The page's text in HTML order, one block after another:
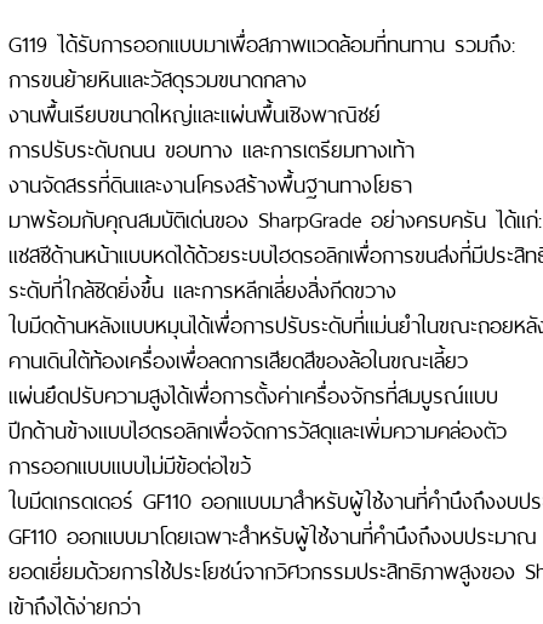
G119 ได้รับการออกแบบมาเพื่อสภาพแวดล้อมที่ทนทาน รวมถึง:
การขนย้ายหินและวัสดุรวมขนาดกลาง
งานพื้นเรียบขนาดใหญ่และแผ่นพื้นเชิงพาณิชย์
การปรับระดับถนน ขอบทาง และการเตรียมทางเท้า
งานจัดสรรที่ดินและงานโครงสร้างพื้นฐานทางโยธา
มาพร้อมกับคุณสมบัติเด่นของ SharpGrade อย่างครบครัน ได้แก่:
แชสซีด้านหน้าแบบหดได้ด้วยระบบไฮดรอลิกเพื่อการขนส่งที่มีประ
ระดับที่ใกล้ชิดยิ่งขึ้น และการหลีกเลี่ยงสิ่งกีดขวาง
ใบมีดด้านหลังแบบหมุนได้เพื่อการปรับระดับที่แม่นยำในขณะถอยห
คานเดินใต้ท้องเครื่องเพื่อลดการเสียดสีของล้อในขณะเลี้ยว
แผ่นยึดปรับความสูงได้เพื่อการตั้งค่าเครื่องจักรที่สมบูรณ์แบบ
ปีกด้านข้างแบบไฮดรอลิกเพื่อจัดการวัสดุและเพิ่มความคล่องตัว
การออกแบบแบบไม่มีข้อต่อไขว้
ใบมีดเกรดเดอร์ GF110 ออกแบบมาสำหรับผู้ใช้งานที่คำนึงถึงงบป
GF110 ออกแบบมาโดยเฉพาะสำหรับผู้ใช้งานที่คำนึงถึงงบประม
ยอดเยี่ยมด้วยการใช้ประโยชน์จากวิศวกรรมประสิทธิภาพสูงของ
เข้าถึงได้ง่ายกว่า